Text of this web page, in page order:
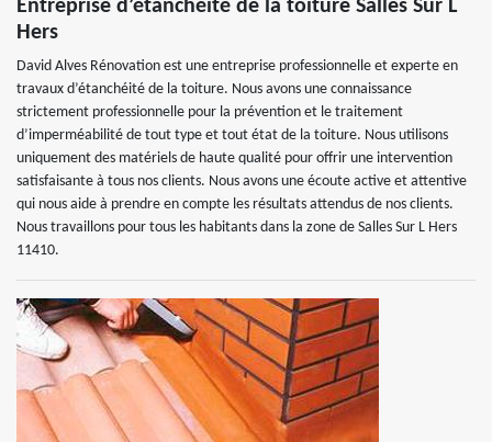
Entreprise d’étanchéité de la toiture Salles Sur L
Hers
David Alves Rénovation est une entreprise professionnelle et experte en
travaux d’étanchéité de la toiture. Nous avons une connaissance
strictement professionnelle pour la prévention et le traitement
d’imperméabilité de tout type et tout état de la toiture. Nous utilisons
uniquement des matériels de haute qualité pour offrir une intervention
satisfaisante à tous nos clients. Nous avons une écoute active et attentive
qui nous aide à prendre en compte les résultats attendus de nos clients.
Nous travaillons pour tous les habitants dans la zone de Salles Sur L Hers
11410.